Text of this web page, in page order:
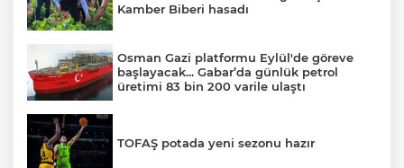
Kamber Biberi hasadı
Osman Gazi platformu Eylül'de göreve
başlayacak... Gabar’da günlük petrol
üretimi 83 bin 200 varile ulaştı
TOFAŞ potada yeni sezonu hazır